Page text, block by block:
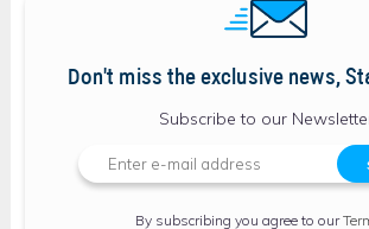
Don't miss the exclusive news,
Subscribe to our
By subscribing you agree to our